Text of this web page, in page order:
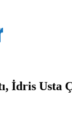
İdris Usta